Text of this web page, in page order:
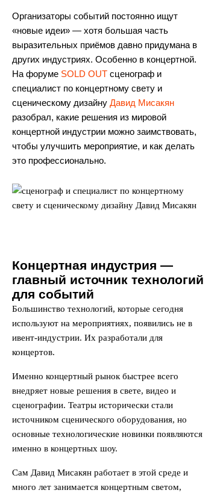
Организаторы событий постоянно ищут
«новые идеи» — хотя большая часть
выразительных приёмов давно придумана в
других индустриях. Особенно в концертной.
На форуме SOLD OUT сценограф и
специалист по концертному свету и
сценическому дизайну Давид Мисакян
разобрал, какие решения из мировой
концертной индустрии можно заимствовать,
чтобы улучшить мероприятие, и как делать
это профессионально.
Концертная индустрия —
главный источник технологий
для событий
Большинство технологий, которые сегодня
используют на мероприятиях, появились не в
ивент-индустрии. Их разработали для
концертов.
Именно концертный рынок быстрее всего
внедряет новые решения в свете, видео и
сценографии. Театры исторически стали
источником сценического оборудования, но
основные технологические новинки появляются
именно в концертных шоу.
Сам Давид Мисакян работает в этой среде и
много лет занимается концертным светом,